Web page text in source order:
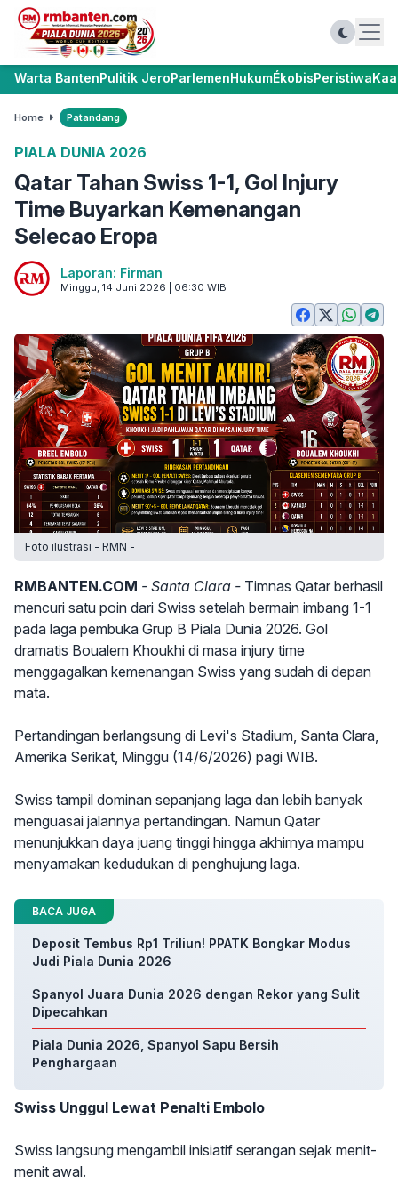
Warta BantenPulitik JeroParlemenHukumÉkobisPeristiwa
Home Patandang
PIALA DUNIA 2026
Qatar Tahan Swiss 1-1, Gol Injury
Time Buyarkan Kemenangan
Selecao Eropa
Laporan: Firman
Minggu, 14 Juni 2026 | 06:30 WIB
Foto ilustrasi - RMN -
RMBANTEN.COM - Santa Clara - Timnas Qatar berhasil
mencuri satu poin dari Swiss setelah bermain imbang 1-1
pada laga pembuka Grup B Piala Dunia 2026. Gol
dramatis Boualem Khoukhi di masa injury time
menggagalkan kemenangan Swiss yang sudah di depan
mata.
Pertandingan berlangsung di Levi's Stadium, Santa Clara,
Amerika Serikat, Minggu (14/6/2026) pagi WIB.
Swiss tampil dominan sepanjang laga dan lebih banyak
menguasai jalannya pertandingan. Namun Qatar
menunjukkan daya juang tinggi hingga akhirnya mampu
menyamakan kedudukan di penghujung laga.
BACA JUGA
Deposit Tembus Rp1 Triliun! PPATK Bongkar Modus
Judi Piala Dunia 2026
Spanyol Juara Dunia 2026 dengan Rekor yang Sulit
Dipecahkan
Piala Dunia 2026, Spanyol Sapu Bersih
Penghargaan
Swiss Unggul Lewat Penalti Embolo
Swiss langsung mengambil inisiatif serangan sejak menit-
menit awal.